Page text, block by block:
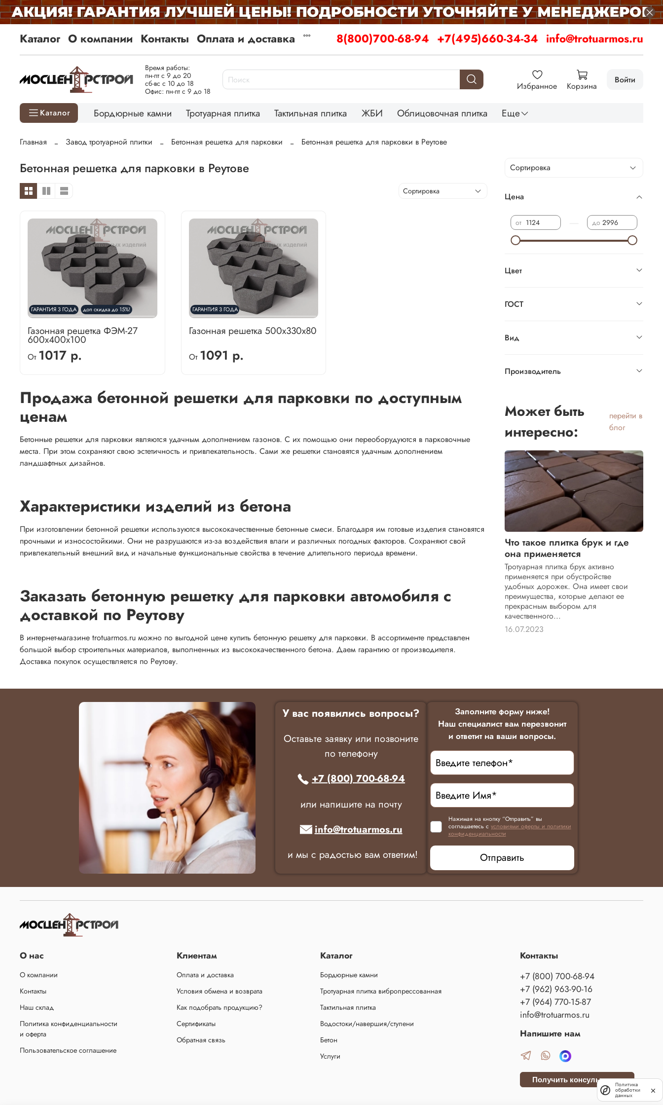
Каталог О компании Контакты Оплата и доставка 8(800)700-68-94 +7(495)660-34-34 info@trotuarmos.ru
Время работы:
пн-пт с 9 до 20
сб-вс с 10 до 18
Офис: пн-пт с 9 до 18
Избранное Корзина
Войти
Каталог Бордюрные камни Тротуарная плитка Тактильная плитка ЖБИ Облицовочная плитка Еще
Главная Завод тротуарной плитки Бетонная решетка для парковки Бетонная решетка для парковки в Реутове
Бетонная решетка для парковки в Реутове
ГАРАНТИЯ 3 ГОДА доп скидка до 15%!
Газонная решетка ФЭМ-27
600х400х100
От 1017 р.
ГАРАНТИЯ 3 ГОДА
Газонная решетка 500х330х80
От 1091 р.
Продажа бетонной решетки для парковки по доступным
ценам
Бетонные решетки для парковки являются удачным дополнением газонов. С их помощью они переоборудуются в парковочные
места. При этом сохраняют свою эстетичность и привлекательность. Сами же решетки становятся удачным дополнением
ландшафтных дизайнов.
Характеристики изделий из бетона
При изготовлении бетонной решетки используются высококачественные бетонные смеси. Благодаря им готовые изделия становятся
прочными и износостойкими. Они не разрушаются из-за воздействия влаги и различных погодных факторов. Сохраняют свой
привлекательный внешний вид и начальные функциональные свойства в течение длительного периода времени.
Заказать бетонную решетку для парковки автомобиля с
доставкой по Реутову
В интернет-магазине trotuarmos.ru можно по выгодной цене купить бетонную решетку для парковки. В ассортименте представлен
большой выбор строительных материалов, выполненных из высококачественного бетона. Даем гарантию от производителя.
Доставка покупок осуществляется по Реутову.
Цена
от до
Цвет
ГОСТ
Вид
Производитель
Может быть
интересно:
перейти в
блог
Что такое плитка брук и где
она применяется
Тротуарная плитка брук активно
применяется при обустройстве
удобных дорожек. Она имеет свои
преимущества, которые делают ее
прекрасным выбором для
качественного...
16.07.2023
У вас появились вопросы?
Оставьте заявку или позвоните
по телефону
+7 (800) 700-68-94
или напишите на почту
info@trotuarmos.ru
и мы с радостью вам ответим!
Заполните форму ниже!
Наш специалист вам перезвонит
и ответит на ваши вопросы.
Нажимая на кнопку “Отправить” вы
соглашаетесь с условиями оферты и политики
конфиденциальности
Отправить
О нас
О компании
Контакты
Наш склад
Политика конфиденциальности
и оферта
Пользовательское соглашение
Клиентам
Оплата и доставка
Условия обмена и возврата
Как подобрать продукцию?
Сертификаты
Обратная связь
Каталог
Бордюрные камни
Тротуарная плитка вибропрессованная
Тактильная плитка
Водостоки/навершия/ступени
Бетон
Услуги
Контакты
+7 (800) 700-68-94
+7 (962) 963-90-16
+7 (964) 770-15-87
info@trotuarmos.ru
Напишите нам
Получить консультацию
Политика
обработки
данных